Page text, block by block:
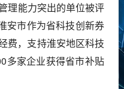
理能力突出的单位被评
安市作为省科技创新券
费，支持淮安地区科技
多家企业获得省市补贴